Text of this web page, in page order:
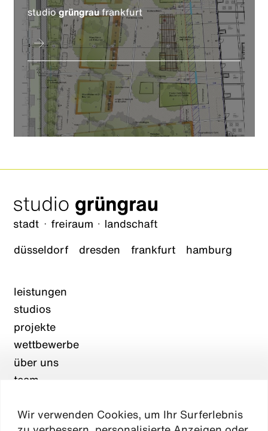
Wir verwenden Cookies, um Ihr Surferlebnis
studiogrüngraufrankfurt
düsseldorf dresden frankfurt hamburg
leistungen
studios
projekte
wettbewerbe
über uns
team
aktuelles